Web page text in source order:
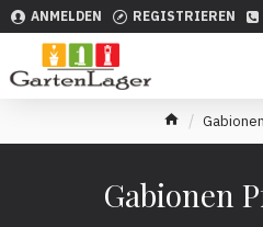
ANMELDEN REGISTRIEREN
Gabionen